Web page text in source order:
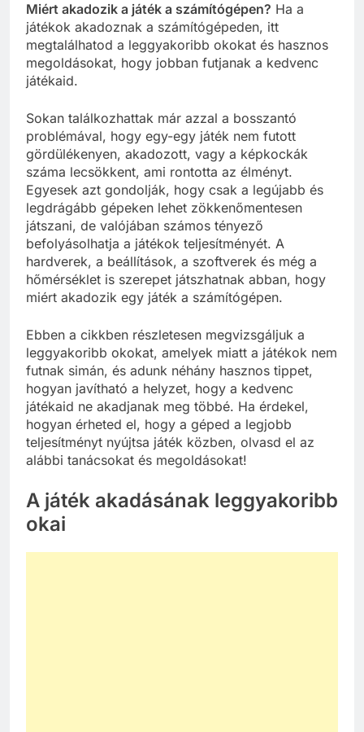
Miért akadozik a játék a számítógépen? Ha a
játékok akadoznak a számítógépeden, itt
megtalálhatod a leggyakoribb okokat és hasznos
megoldásokat, hogy jobban futjanak a kedvenc
játékaid.
Sokan találkozhattak már azzal a bosszantó
problémával, hogy egy-egy játék nem futott
gördülékenyen, akadozott, vagy a képkockák
száma lecsökkent, ami rontotta az élményt.
Egyesek azt gondolják, hogy csak a legújabb és
legdrágább gépeken lehet zökkenőmentesen
játszani, de valójában számos tényező
befolyásolhatja a játékok teljesítményét. A
hardverek, a beállítások, a szoftverek és még a
hőmérséklet is szerepet játszhatnak abban, hogy
miért akadozik egy játék a számítógépen.
Ebben a cikkben részletesen megvizsgáljuk a
leggyakoribb okokat, amelyek miatt a játékok nem
futnak simán, és adunk néhány hasznos tippet,
hogyan javítható a helyzet, hogy a kedvenc
játékaid ne akadjanak meg többé. Ha érdekel,
hogyan érheted el, hogy a géped a legjobb
teljesítményt nyújtsa játék közben, olvasd el az
alábbi tanácsokat és megoldásokat!
A játék akadásának leggyakoribb
okai